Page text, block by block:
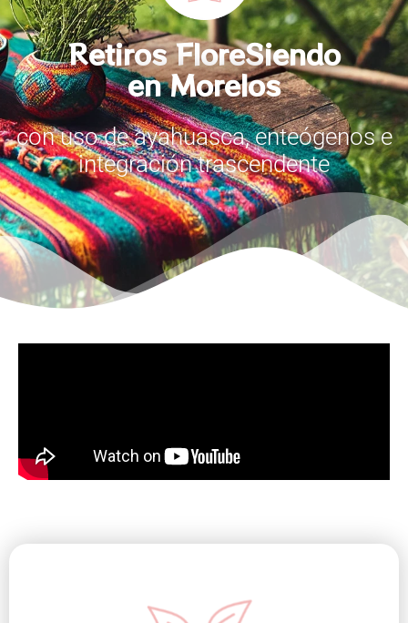
Retiros FloreSiendo
en Morelos
con uso de ayahuasca, enteógenos e
integración trascendente